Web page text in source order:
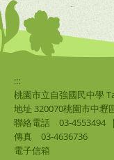
:::
桃園市立自強國民中學
地址 320070桃園市中壢
聯絡電話
03-4553494
|
傳真
03-4636736
電子信箱